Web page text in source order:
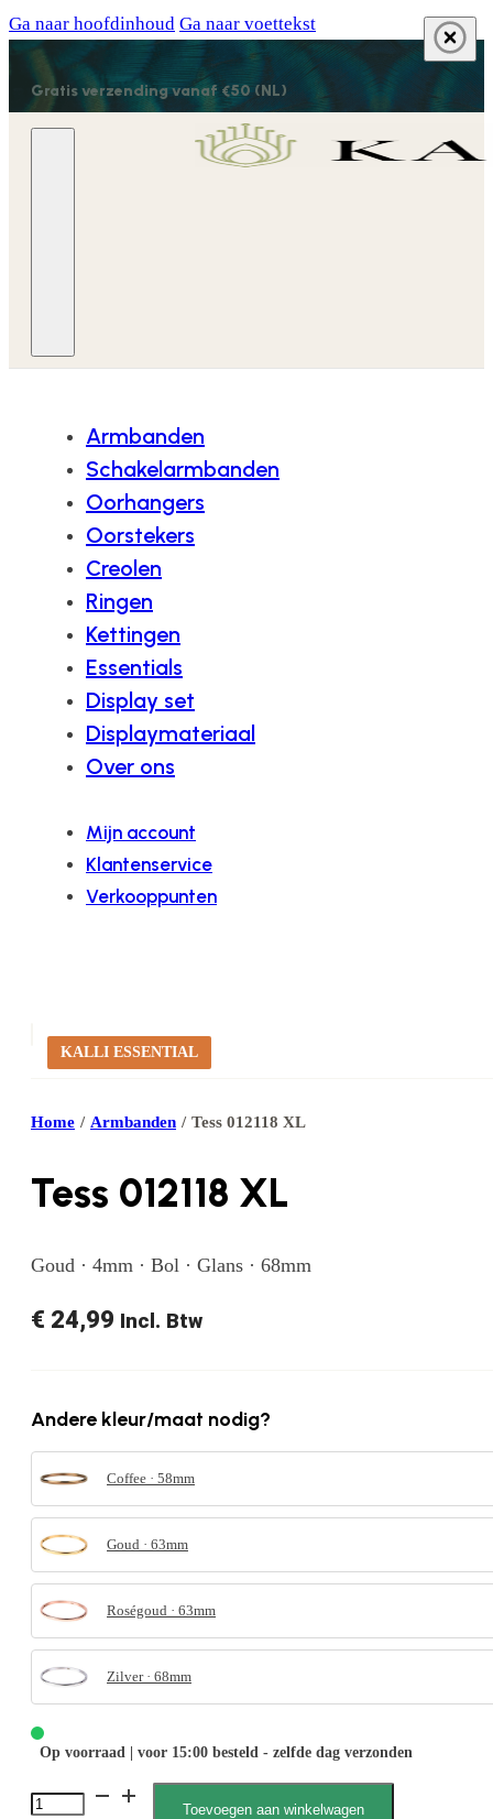
Ga naar hoofdinhoud Ga naar voettekst
Gratis verzending vanaf €50 (NL)
Armbanden
Schakelarmbanden
Oorhangers
Oorstekers
Creolen
Ringen
Kettingen
Essentials
Display set
Displaymateriaal
Over ons
Mijn account
Klantenservice
Verkooppunten
KALLI ESSENTIAL
Home / Armbanden / Tess 012118 XL
Tess 012118 XL
Goud · 4mm · Bol · Glans · 68mm
€ 24,99 Incl. Btw
Andere kleur/maat nodig?
Coffee · 58mm
Goud · 63mm
Roségoud · 63mm
Zilver · 68mm
Op voorraad | voor 15:00 besteld - zelfde dag verzonden
Tess
Toevoegen aan winkelwagen